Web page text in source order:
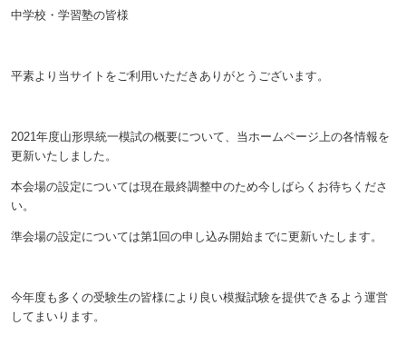
中学校・学習塾の皆様
平素より当サイトをご利用いただきありがとうございます。
2021年度山形県統一模試の概要について、当ホームページ上の各情報を
更新いたしました。
本会場の設定については現在最終調整中のため今しばらくお待ちくださ
い。
準会場の設定については第1回の申し込み開始までに更新いたします。
今年度も多くの受験生の皆様により良い模擬試験を提供できるよう運営
してまいります。